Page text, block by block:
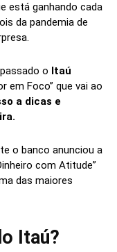
está ganhando cada
da pandemia de
o Itaú
em Foco” que vai ao
a dicas e
o banco anunciou a
com Atitude”
das maiores
Itaú?